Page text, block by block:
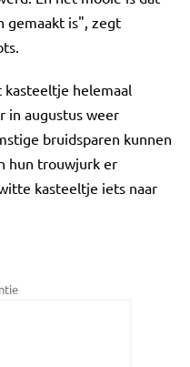
gemaakt is", zegt
kasteeltje helemaal
in augustus weer
bruidsparen kunnen
hun trouwjurk er
kasteeltje iets naar